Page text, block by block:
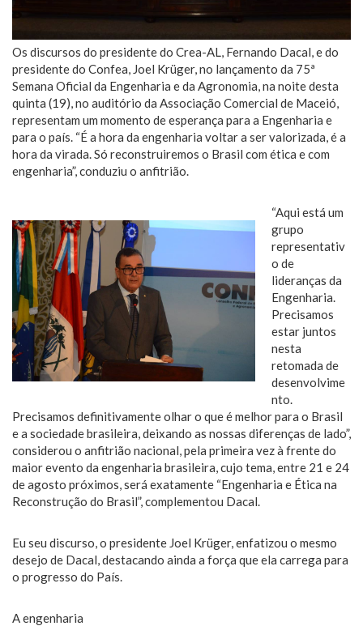
Os discursos do presidente do Crea-AL, Fernando Dacal, e do
presidente do Confea, Joel Krüger, no lançamento da 75ª
Semana Oficial da Engenharia e da Agronomia, na noite desta
quinta (19), no auditório da Associação Comercial de Maceió,
representam um momento de esperança para a Engenharia e
para o país. “É a hora da engenharia voltar a ser valorizada, é a
hora da virada. Só reconstruiremos o Brasil com ética e com
engenharia”, conduziu o anfitrião.
“Aqui está um
grupo
representativ
o de
lideranças da
Engenharia.
Precisamos
estar juntos
nesta
retomada de
desenvolvime
nto.
Precisamos definitivamente olhar o que é melhor para o Brasil
e a sociedade brasileira, deixando as nossas diferenças de lado”,
considerou o anfitrião nacional, pela primeira vez à frente do
maior evento da engenharia brasileira, cujo tema, entre 21 e 24
de agosto próximos, será exatamente “Engenharia e Ética na
Reconstrução do Brasil”, complementou Dacal.
Eu seu discurso, o presidente Joel Krüger, enfatizou o mesmo
desejo de Dacal, destacando ainda a força que ela carrega para
o progresso do País.
A engenharia